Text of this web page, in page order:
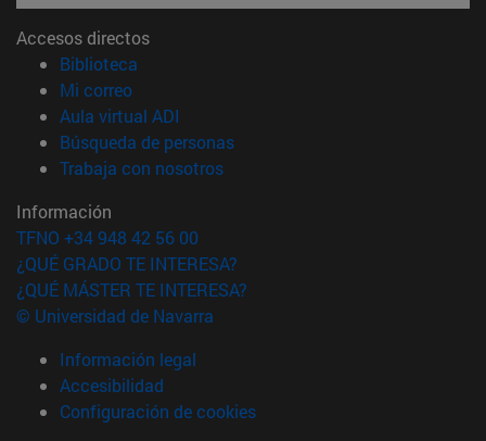
Accesos directos
Biblioteca
Mi correo(abre en nueva ventana)
Aula virtual ADI
Búsqueda de personas(abre en nueva ventana)
Trabaja con nosotros(abre en nueva ventana)
Información
TFNO +34 948 42 56 00
¿QUÉ GRADO TE INTERESA?
¿QUÉ MÁSTER TE INTERESA?
© Universidad de Navarra
Información legal
Accesibilidad
Configuración de cookies